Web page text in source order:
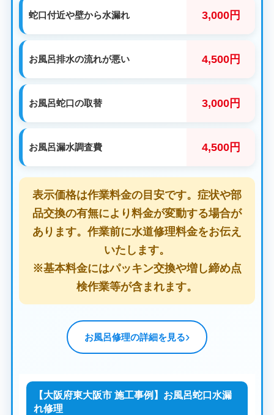
蛇口付近や壁から水漏れ 3,000円
お風呂排水の流れが悪い 4,500円
お風呂蛇口の取替 3,000円
お風呂漏水調査費 4,500円
表示価格は作業料金の目安です。症状や部
品交換の有無により料金が変動する場合が
あります。作業前に水道修理料金をお伝え
いたします。
※基本料金にはパッキン交換や増し締め点
検作業等が含まれます。
お風呂修理の詳細を見る
【大阪府東大阪市 施工事例】お風呂蛇口水漏
れ修理